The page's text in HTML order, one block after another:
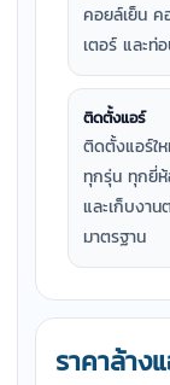
คอยล์เย็น
เตอร์ และท่
ติดตั้งแอร์
ติดตั้งแอร์ใ
ทุกรุ่น ทุกยี่
และเก็บงาน
มาตรฐาน
ราคาล้าง